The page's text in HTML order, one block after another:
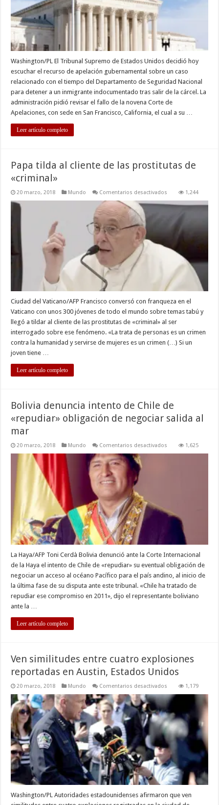
a
Washington/PL El Tribunal Supremo de Estados Unidos decidió hoy
escuchar el recurso de apelación gubernamental sobre un caso
relacionado con el tiempo del Departamento de Seguridad Nacional
para detener a un inmigrante indocumentado tras salir de la cárcel. La
administración pidió revisar el fallo de la novena Corte de
Apelaciones, con sede en San Francisco, California, el cual a su …
Leer artículo completo
Papa tilda al cliente de las prostitutas de
«criminal»
20 marzo, 2018 Mundo Comentarios desactivados
tilda
cliente
de
prostitutas
«criminal»
1,244
Ciudad del Vaticano/AFP Francisco conversó con franqueza en el
Vaticano con unos 300 jóvenes de todo el mundo sobre temas tabú y
llegó a tildar al cliente de las prostitutas de «criminal» al ser
interrogado sobre ese fenómeno. «La trata de personas es un crimen
contra la humanidad y servirse de mujeres es un crimen (…) Si un
joven tiene …
Leer artículo completo
Bolivia denuncia intento de Chile de
«repudiar» obligación de negociar salida al
mar
20 marzo, 2018 Mundo Comentarios desactivados
negociar
salida
1,625
La Haya/AFP Toni Cerdà Bolivia denunció ante la Corte Internacional
de la Haya el intento de Chile de «repudiar» su eventual obligación de
negociar un acceso al océano Pacífico para el país andino, al inicio de
la última fase de su disputa ante este tribunal. «Chile ha tratado de
repudiar ese compromiso en 2011», dijo el representante boliviano
ante la …
Leer artículo completo
Ven similitudes entre cuatro explosiones
reportadas en Austin, Estados Unidos
20 marzo, 2018 Mundo Comentarios desactivados
similitudes
entre
cuatro
explosiones
reportadas
en
Austin,
Estados
Unidos
1,179
Washington/PL Autoridades estadounidenses afirmaron que ven